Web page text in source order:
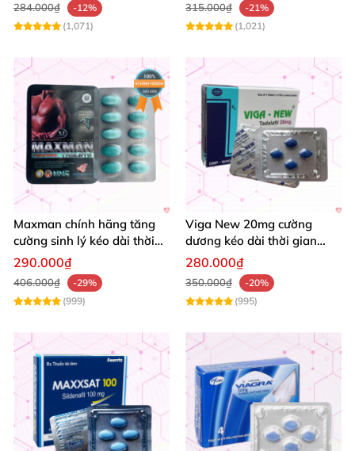
284.000₫
-12%
(1,071)
315.000₫
-21%
(1,021)
Maxman chính hãng tăng
cường sinh lý kéo dài thời
gian chống xuất tinh sớm
hộp 10 viên
290.000₫
406.000₫
-29%
(999)
Viga New 20mg cường
dương kéo dài thời gian
tăng khoái cảm hộp 4 viên
280.000₫
350.000₫
-20%
(995)